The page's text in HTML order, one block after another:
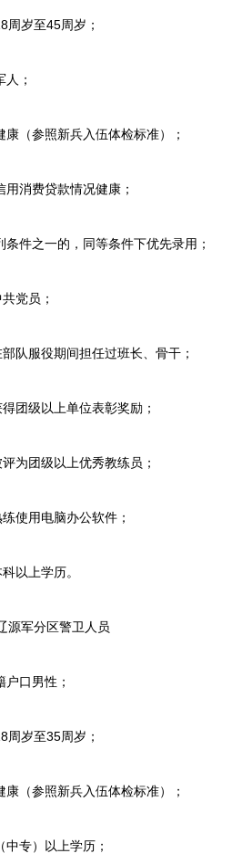
岁至45周岁；
；
（参照新兵入伍体检标准）；
消费贷款情况健康；
件之一的，同等条件下优先录用；
党员；
服役期间担任过班长、骨干；
级以上单位表彰奖励；
团级以上优秀教练员；
用电脑办公软件；
上学历。
军分区警卫人员
口男性；
岁至35周岁；
（参照新兵入伍体检标准）；
专）以上学历；